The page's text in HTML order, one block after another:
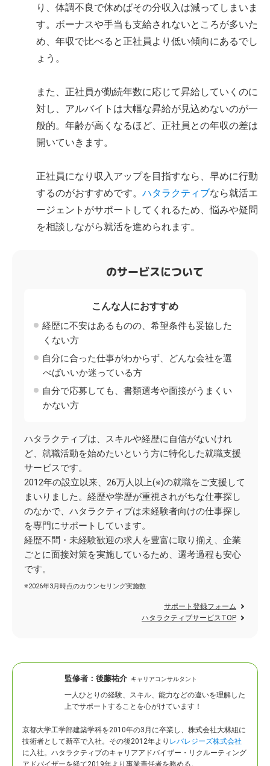
り、体調不良で休めばその分収入は減ってしまいま
す。ボーナスや手当も支給されないところが多いた
め、年収で比べると正社員より低い傾向にあるでし
ょう。
また、正社員が勤続年数に応じて昇給していくのに
対し、アルバイトは大幅な昇給が見込めないのが一
般的。年齢が高くなるほど、正社員との年収の差は
開いていきます。
正社員になり収入アップを目指すなら、早めに行動
するのがおすすめです。 ハタラクティブなら就活エ
ージェントがサポートしてくれるため、悩みや疑問
を相談しながら就活を進められます。
のサービスについて
こんな人におすすめ
経歴に不安はあるものの、希望条件も妥協した
くない方
自分に合った仕事がわからず、どんな会社を選
べばいいか迷っている方
自分で応募しても、書類選考や面接がうまくい
かない方
ハタラクティブは、スキルや経歴に自信がないけれ
ど、就職活動を始めたいという方に特化した就職支援
サービスです。
2012年の設立以来、26万人以上(※)の就職をご支援して
まいりました。経歴や学歴が重視されがちな仕事探し
のなかで、ハタラクティブは未経験者向けの仕事探し
を専門にサポートしています。
経歴不問・未経験歓迎の求人を豊富に取り揃え、企業
ごとに面接対策を実施しているため、選考過程も安心
です。
※2026年3月時点のカウンセリング実施数
サポート登録フォーム
ハタラクティブサービスTOP
監修者： 後藤祐介 キャリアコンサルタント
一人ひとりの経験、スキル、能力などの違いを理解した
上でサポートすることを心がけています！
京都大学工学部建築学科を2010年の3月に卒業し、株式会社大林組に
技術者として新卒で入社。 その後2012年より レバレジーズ株式会社
に入社。ハタラクティブのキャリアアドバイザー・リクルーティング
アドバイザーを経て2019年より事業責任者を務める。